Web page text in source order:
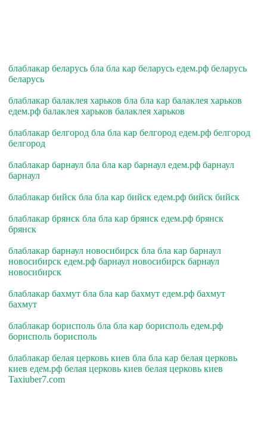
блаблакар беларусь бла бла кар беларусь едем.рф беларусь
беларусь
блаблакар балаклея харьков бла бла кар балаклея харьков
едем.рф балаклея харьков балаклея харьков
блаблакар белгород бла бла кар белгород едем.рф белгород
белгород
блаблакар барнаул бла бла кар барнаул едем.рф барнаул
барнаул
блаблакар бийск бла бла кар бийск едем.рф бийск бийск
блаблакар брянск бла бла кар брянск едем.рф брянск
брянск
блаблакар барнаул новосибирск бла бла кар барнаул
новосибирск едем.рф барнаул новосибирск барнаул
новосибирск
блаблакар бахмут бла бла кар бахмут едем.рф бахмут
бахмут
блаблакар борисполь бла бла кар борисполь едем.рф
борисполь борисполь
блаблакар белая церковь киев бла бла кар белая церковь
киев едем.рф белая церковь киев белая церковь киев
Taxiuber7.com